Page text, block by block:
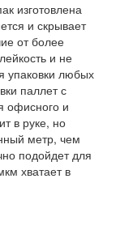
изготовлена
и скрывает
от более
и не
упаковки любых
паллет с
офисного и
в руке, но
метр, чем
подойдет для
хватает в